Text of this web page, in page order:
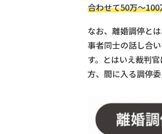
合わせて50万～
なお、離婚調停と
事者同士の話し合
す。とはいえ裁判
方、間に入る調停委